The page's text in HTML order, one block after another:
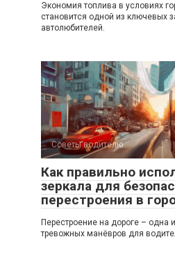
Экономия топлива в условиях
становится одной из ключевых
автолюбителей.
Советы водителю
Как правильно
зеркала для
перестроения в
Перестроение на дороге – одна
тревожных манёвров для